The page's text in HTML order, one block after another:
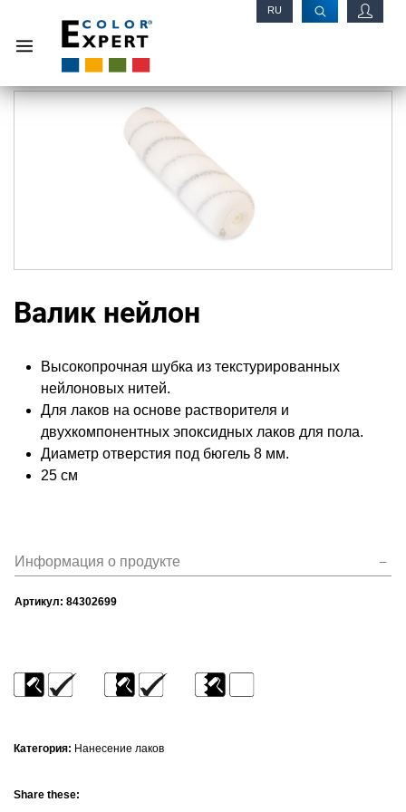
RU
Валик нейлон
Высокопрочная шубка из текстурированных
нейлоновых нитей.
Для лаков на основе растворителя и
двухкомпонентных эпоксидных лаков для пола.
Диаметр отверстия под бюгель 8 мм.
25 см
Информация о продукте
Артикул: 84302699
Категория: Нанесение лаков
Share these: